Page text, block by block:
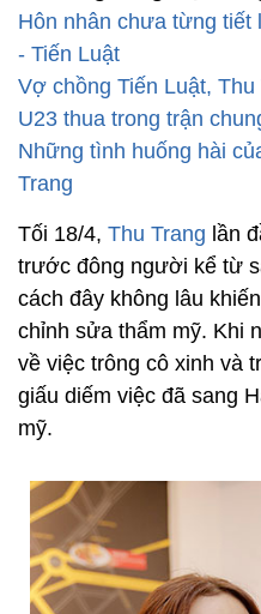
Hôn nhân chưa từng tiết
- Tiến Luật
Vợ chồng Tiến Luật,
U23 thua trong trận
Những tình huống hài
Trang
Tối 18/4, Thu Trang lần
trước đông người kể từ
cách đây không lâu
chỉnh sửa thẩm mỹ. Khi
về việc trông cô xinh và
giấu diếm việc đã sang
mỹ.